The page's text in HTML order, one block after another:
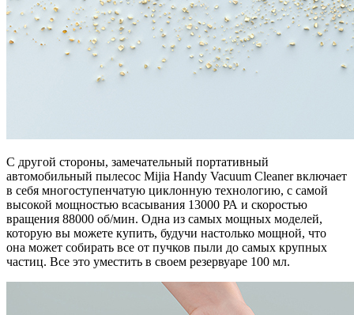
С другой стороны, замечательный портативный
автомобильный пылесос Mijia Handy Vacuum Cleaner включает
в себя многоступенчатую циклонную технологию, с самой
высокой мощностью всасывания 13000 РА и скоростью
вращения 88000 об/мин. Одна из самых мощных моделей,
которую вы можете купить, будучи настолько мощной, что
она может собирать все от пучков пыли до самых крупных
частиц. Все это уместить в своем резервуаре 100 мл.